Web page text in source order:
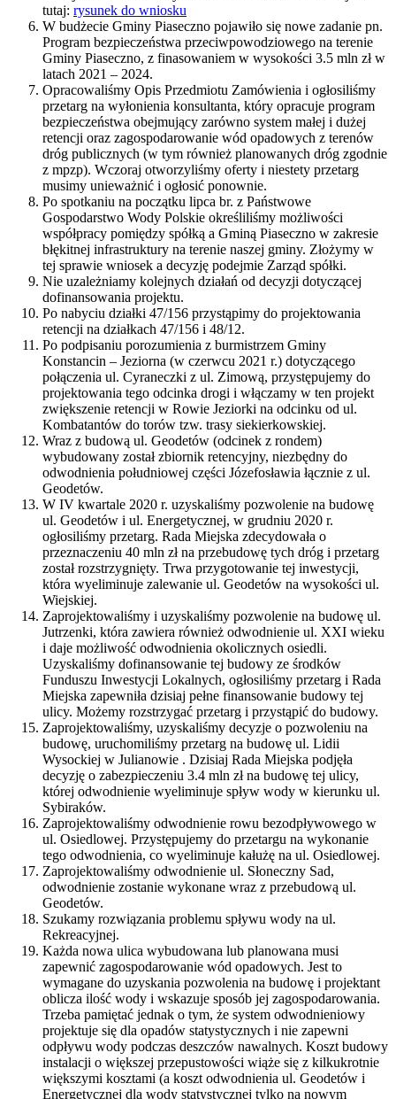
tutaj: rysunek do wniosku
W budżecie Gminy Piaseczno pojawiło się nowe zadanie pn.
Program bezpieczeństwa przeciwpowodziowego na terenie
Gminy Piaseczno, z finasowaniem w wysokości 3.5 mln zł w
latach 2021 – 2024.
Opracowaliśmy Opis Przedmiotu Zamówienia i ogłosiliśmy
przetarg na wyłonienia konsultanta, który opracuje program
bezpieczeństwa obejmujący zarówno system małej i dużej
retencji oraz zagospodarowanie wód opadowych z terenów
dróg publicznych (w tym również planowanych dróg zgodnie
z mpzp). Wczoraj otworzyliśmy oferty i niestety przetarg
musimy unieważnić i ogłosić ponownie.
Po spotkaniu na początku lipca br. z Państwowe
Gospodarstwo Wody Polskie określiliśmy możliwości
współpracy pomiędzy spółką a Gminą Piaseczno w zakresie
błękitnej infrastruktury na terenie naszej gminy. Złożymy w
tej sprawie wniosek a decyzję podejmie Zarząd spółki.
Nie uzależniamy kolejnych działań od decyzji dotyczącej
dofinansowania projektu.
Po nabyciu działki 47/156 przystąpimy do projektowania
retencji na działkach 47/156 i 48/12.
Po podpisaniu porozumienia z burmistrzem Gminy
Konstancin – Jeziorna (w czerwcu 2021 r.) dotyczącego
połączenia ul. Cyraneczki z ul. Zimową, przystępujemy do
projektowania tego odcinka drogi i włączamy w ten projekt
zwiększenie retencji w Rowie Jeziorki na odcinku od ul.
Kombatantów do torów tzw. trasy siekierkowskiej.
Wraz z budową ul. Geodetów (odcinek z rondem)
wybudowany został zbiornik retencyjny, niezbędny do
odwodnienia południowej części Józefosławia łącznie z ul.
Geodetów.
W IV kwartale 2020 r. uzyskaliśmy pozwolenie na budowę
ul. Geodetów i ul. Energetycznej, w grudniu 2020 r.
ogłosiliśmy przetarg. Rada Miejska zdecydowała o
przeznaczeniu 40 mln zł na przebudowę tych dróg i przetarg
został rozstrzygnięty. Trwa przygotowanie tej inwestycji,
która wyeliminuje zalewanie ul. Geodetów na wysokości ul.
Wiejskiej.
Zaprojektowaliśmy i uzyskaliśmy pozwolenie na budowę ul.
Jutrzenki, która zawiera również odwodnienie ul. XXI wieku
i daje możliwość odwodnienia okolicznych osiedli.
Uzyskaliśmy dofinansowanie tej budowy ze środków
Funduszu Inwestycji Lokalnych, ogłosiliśmy przetarg i Rada
Miejska zapewniła dzisiaj pełne finansowanie budowy tej
ulicy. Możemy rozstrzygać przetarg i przystąpić do budowy.
Zaprojektowaliśmy, uzyskaliśmy decyzje o pozwoleniu na
budowę, uruchomiliśmy przetarg na budowę ul. Lidii
Wysockiej w Julianowie . Dzisiaj Rada Miejska podjęła
decyzję o zabezpieczeniu 3.4 mln zł na budowę tej ulicy,
której odwodnienie wyeliminuje spływ wody w kierunku ul.
Sybiraków.
Zaprojektowaliśmy odwodnienie rowu bezodpływowego w
ul. Osiedlowej. Przystępujemy do przetargu na wykonanie
tego odwodnienia, co wyeliminuje kałużę na ul. Osiedlowej.
Zaprojektowaliśmy odwodnienie ul. Słoneczny Sad,
odwodnienie zostanie wykonane wraz z przebudową ul.
Geodetów.
Szukamy rozwiązania problemu spływu wody na ul.
Rekreacyjnej.
Każda nowa ulica wybudowana lub planowana musi
zapewnić zagospodarowanie wód opadowych. Jest to
wymagane do uzyskania pozwolenia na budowę i projektant
oblicza ilość wody i wskazuje sposób jej zagospodarowania.
Trzeba pamiętać jednak o tym, że system odwodnieniowy
projektuje się dla opadów statystycznych i nie zapewni
odpływu wody podczas deszczów nawalnych. Koszt budowy
instalacji o większej przepustowości wiąże się z kilkukrotnie
większymi kosztami (a koszt odwodnienia ul. Geodetów i
Energetycznej dla wody statystycznej tylko na nowym